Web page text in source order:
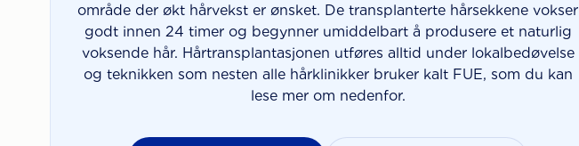
område der økt hårvekst er ønsket. De transplanterte hårsekkene vokser
godt innen 24 timer og begynner umiddelbart å produsere et naturlig
voksende hår. Hårtransplantasjonen utføres alltid under lokalbedøvelse
og teknikken som nesten alle hårklinikker bruker kalt FUE, som du kan
lese mer om nedenfor.